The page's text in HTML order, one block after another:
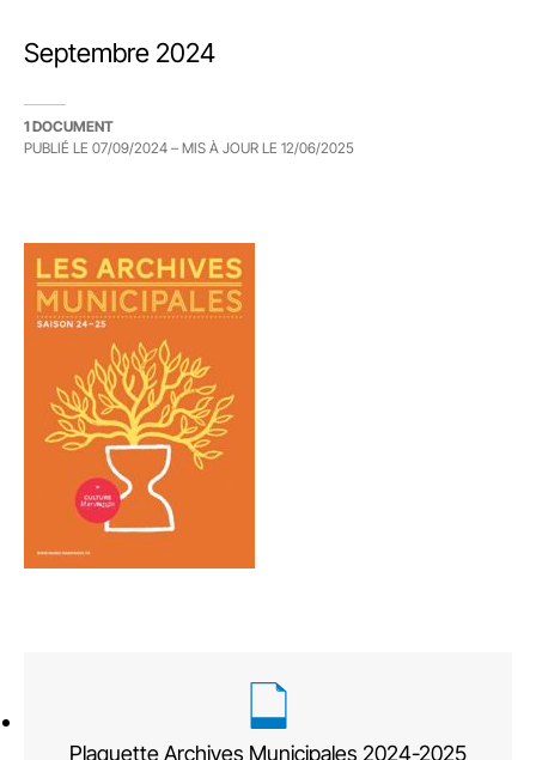
Septembre 2024
1 DOCUMENT
PUBLIÉ LE 07/09/2024 – MIS À JOUR LE 12/06/2025
Plaquette Archives Municipales 2024-2025